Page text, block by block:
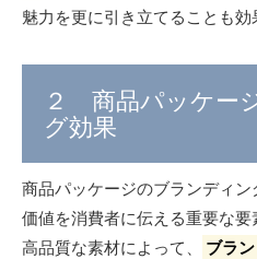
魅力を更に引き立てることも効
２ 商品パッケー
グ効果
商品パッケージのブランディ
価値を消費者に伝える重要な
高品質な素材によって、
ブラ